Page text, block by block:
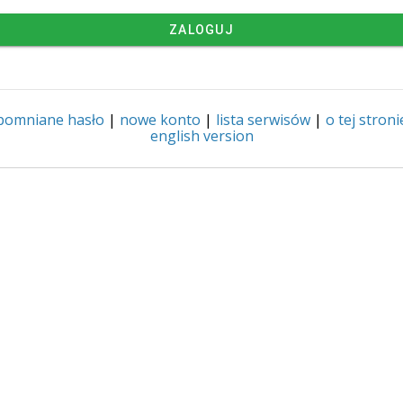
ZALOGUJ
hasło | nowe konto | lista serwisów | o tej
english version